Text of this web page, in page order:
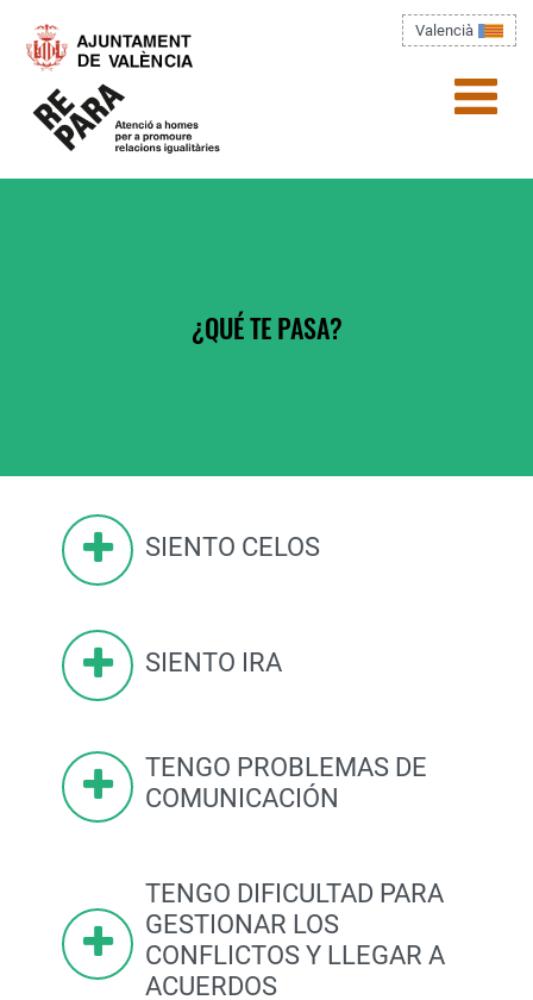
Valencià
¿QUÉ TE PASA?
SIENTO CELOS
SIENTO IRA
TENGO PROBLEMAS DE
COMUNICACIÓN
TENGO DIFICULTAD PARA
GESTIONAR LOS
CONFLICTOS Y LLEGAR A
ACUERDOS